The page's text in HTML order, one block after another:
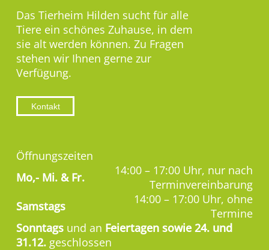
Das Tierheim Hilden sucht für alle
Tiere ein schönes Zuhause, in dem
sie alt werden können. Zu Fragen
stehen wir Ihnen gerne zur
Verfügung.
Kontakt
Öffnungszeiten
Mo,- Mi. & Fr.
14:00 – 17:00 Uhr, nur nach
Terminvereinbarung
Samstags
14:00 – 17:00 Uhr, ohne
Termine
Sonntags und an Feiertagen sowie 24. und
31.12. geschlossen